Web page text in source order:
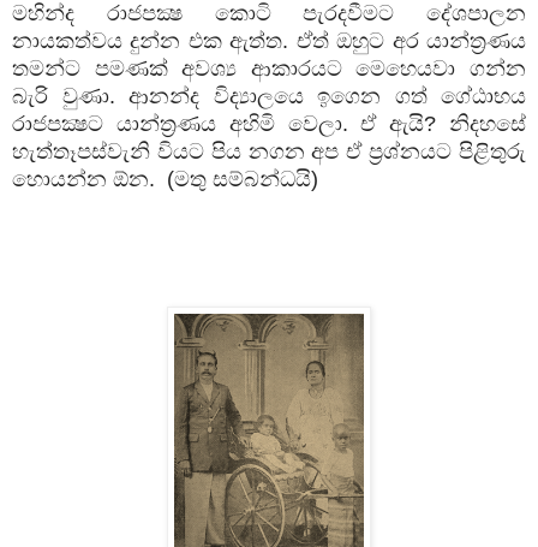
මහින්ද රාජපක්‍ෂ කොටි පැරදවීමට දේශපාලන
නායකත්වය දුන්න එක ඇත්ත. ඒත් ඔහුට අර යාන්ත්‍රණය
තමන්ට පමණක් අවශ්‍ය ආකාරයට මෙහෙයවා ගන්න
බැරි වුණා. ආනන්ද විද්‍යාලයෙ ඉගෙන ගත් ගේඨාභය
රාජපක්‍ෂට යාන්ත්‍රණය අහිමි වෙලා. ඒ ඇයි? නිදහසේ
හැත්තෑපස්වැනි වියට පිය නගන අප ඒ ප්‍රශ්නයට පිළිතුරු
හොයන්න ඕන. (මතු සම්බන්ධයි)